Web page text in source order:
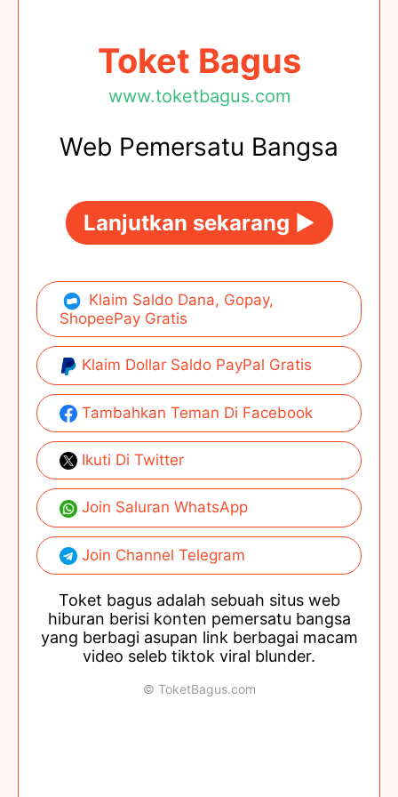
Toket Bagus
www.toketbagus.com
Web Pemersatu Bangsa
Lanjutkan sekarang ►
Klaim Saldo Dana, Gopay,
ShopeePay Gratis
Klaim Dollar Saldo PayPal Gratis
Tambahkan Teman Di Facebook
Ikuti Di Twitter
Join Saluran WhatsApp
Join Channel Telegram
Toket bagus adalah sebuah situs web
hiburan berisi konten pemersatu bangsa
yang berbagi asupan link berbagai macam
video seleb tiktok viral blunder.
© ToketBagus.com